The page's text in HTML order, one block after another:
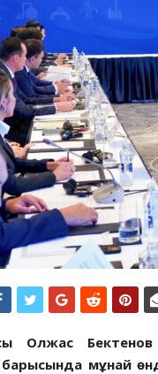
Олжас
мұнай